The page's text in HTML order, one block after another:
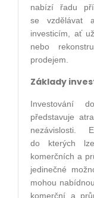
nabízí řadu
se vzdělávat
investicím, ať
nebo
prodejem.
Základy
Investování
představuje
nezávislosti.
do kterých lze
komerčních a
jedinečné
mohou
komerční a